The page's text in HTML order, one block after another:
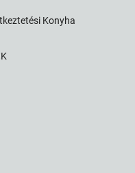
Konyha